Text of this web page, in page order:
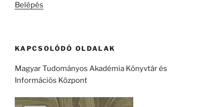
Belépés
KAPCSOLÓDÓ OLDALAK
Magyar Tudományos Akadémia Könyvtár és
Információs Központ